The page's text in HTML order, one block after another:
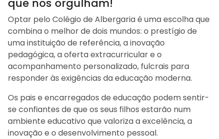
que nos orgulham!
Optar pelo Colégio de Albergaria é uma escolha que
combina o melhor de dois mundos: o prestígio de
uma instituição de referência, a inovação
pedagógica, a oferta extracurricular e o
acompanhamento personalizado, fulcrais para
responder às exigências da educação moderna.
Os pais e encarregados de educação podem sentir-
se confiantes de que os seus filhos estarão num
ambiente educativo que valoriza a excelência, a
inovação e o desenvolvimento pessoal.